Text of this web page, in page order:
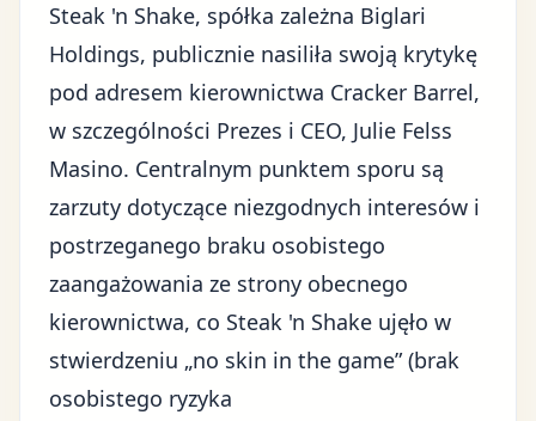
Steak 'n Shake, spółka zależna Biglari
Holdings, publicznie nasiliła swoją krytykę
pod adresem kierownictwa Cracker Barrel,
w szczególności Prezes i CEO, Julie Felss
Masino. Centralnym punktem sporu są
zarzuty dotyczące niezgodnych interesów i
postrzeganego braku osobistego
zaangażowania ze strony obecnego
kierownictwa, co Steak 'n Shake ujęło w
stwierdzeniu „no skin in the game” (brak
osobistego ryzyka